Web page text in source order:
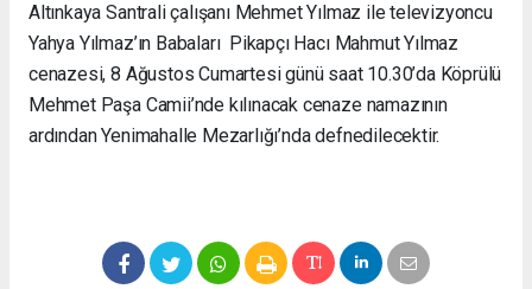
Altınkaya Santrali çalışanı Mehmet Yılmaz ile televizyoncu
Yahya Yılmaz’ın Babaları Pikapçı Hacı Mahmut Yılmaz
cenazesi, 8 Ağustos Cumartesi günü saat 10.30’da Köprülü
Mehmet Paşa Camii’nde kılınacak cenaze namazının
ardından Yenimahalle Mezarlığı’nda defnedilecektir.